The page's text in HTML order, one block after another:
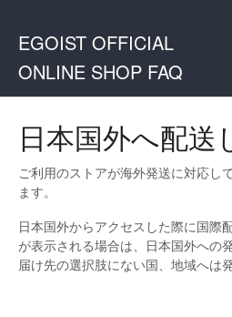
EGOIST OFFICIAL
ONLINE SHOP FAQ
日本国外へ配送
ご利用のストアが海外発送に対応し
ます。
日本国外からアクセスした際に国際
が表示される場合は、日本国外への
届け先の選択肢にない国、地域へは